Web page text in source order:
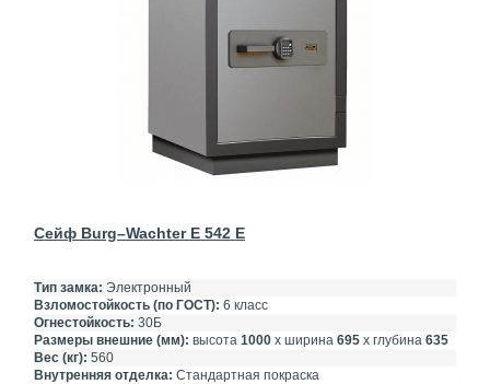
Сейф Burg–Wachter E 542 E
Тип замка: Электронный
Взломостойкость (по ГОСТ): 6 класс
Огнестойкость: 30Б
Размеры внешние (мм): высота 1000 х ширина 695 х глубина 635
Вес (кг): 560
Внутренняя отделка: Стандартная покраска